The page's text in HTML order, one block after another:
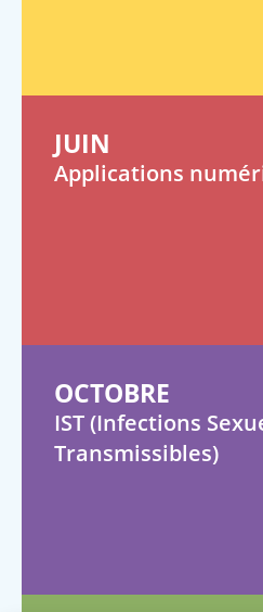
JUIN
Applications
OCTOBRE
IST (Infections
Transmissibles)